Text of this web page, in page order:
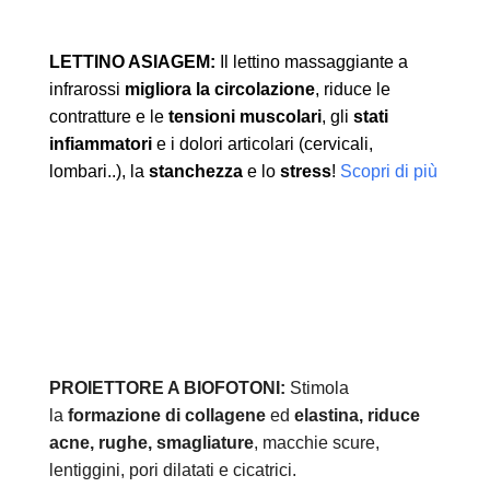
LETTINO ASIAGEM:
Il lettino massaggiante a
infrarossi migliora la circolazione, riduce le
contratture e le tensioni muscolari, gli stati
infiammatori e i dolori articolari (cervicali,
lombari..), la stanchezzae lo stress! Scopri di più
PROIETTORE A BIOFOTONI: Stimola
la formazione di collagene ed elastina, riduce
acne, rughe, smagliature, macchie scure,
lentiggini, pori dilatati e cicatrici.